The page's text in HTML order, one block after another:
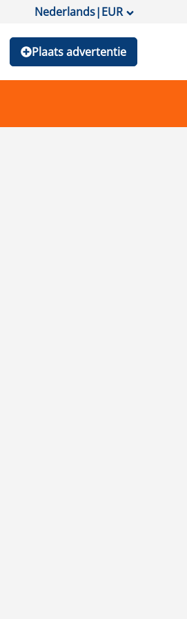
Nederlands|EUR
Plaats advertentie